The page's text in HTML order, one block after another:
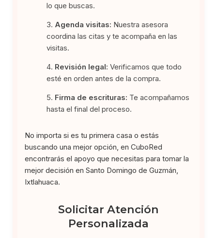
lo que buscas.
Agenda visitas: Nuestra asesora
coordina las citas y te acompaña en las
visitas.
Revisión legal: Verificamos que todo
esté en orden antes de la compra.
Firma de escrituras: Te acompañamos
hasta el final del proceso.
No importa si es tu primera casa o estás
buscando una mejor opción, en CuboRed
encontrarás el apoyo que necesitas para tomar la
mejor decisión en Santo Domingo de Guzmán,
Ixtlahuaca.
Solicitar Atención
Personalizada